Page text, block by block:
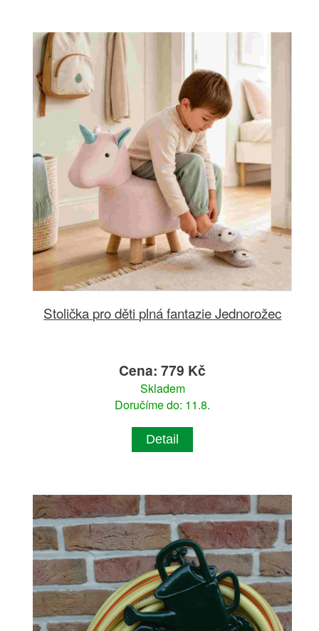
Stolička pro děti plná fantazie Jednorožec
Cena: 779 Kč
Skladem
Doručíme do: 11.8.
Detail